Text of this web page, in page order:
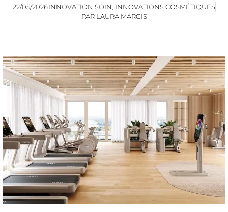
22/05/2026INNOVATION SOIN INNOVATIONS COSMÉTIQUES
PAR LAURA MARGIS